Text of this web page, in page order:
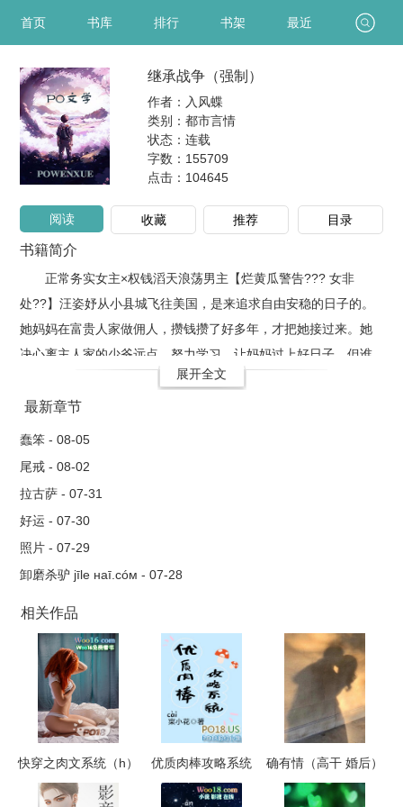
首页 书库 排行 书架 最近
继承战争（强制）
作者：入风蝶
类别：都市言情
状态：连载
字数：155709
点击： 104645
阅读 收藏 推荐 目录
书籍简介
正常务实女主×权钱滔天浪荡男主【烂黄瓜警告??? 女非
处??】汪姿妤从小县城飞往美国，是来追求自由安稳的日子的。
她妈妈在富贵人家做佣人，攒钱攒了好多年，才把她接过来。她
决心离主人家的少爷远点，努力学习，让妈妈过上好日子。但谁
能告诉她，为什么那个大金毛，还是不顾一切的舔了上来？作为
克莱尔家的少爷，Tom简直可以说是在蜜罐里长大的。作为父亲
的那个下午。怎么总是想跑？他轻柔地吻了吻汪姿妤被汗湿的
发。春风化雨的温柔你不要，冷静分析你不听。非要打断你的
腿，用钱权把你捆起来才老实？Tom微微一笑，不再纠结于那无
用的真心。不爱又怎样，把她困在自己身边一辈子，那就够了。
他想要的，就没有得不到的。
展开全文
最新章节
蠢笨 - 08-05
尾戒 - 08-02
拉古萨 - 07-31
好运 - 07-30
照片 - 07-29
卸磨杀驴 jīle нaī.cóм - 07-28
相关作品
快穿之肉文系统（h）
优质肉棒攻略系统
（np高辣文）
确有情（高干 婚后）